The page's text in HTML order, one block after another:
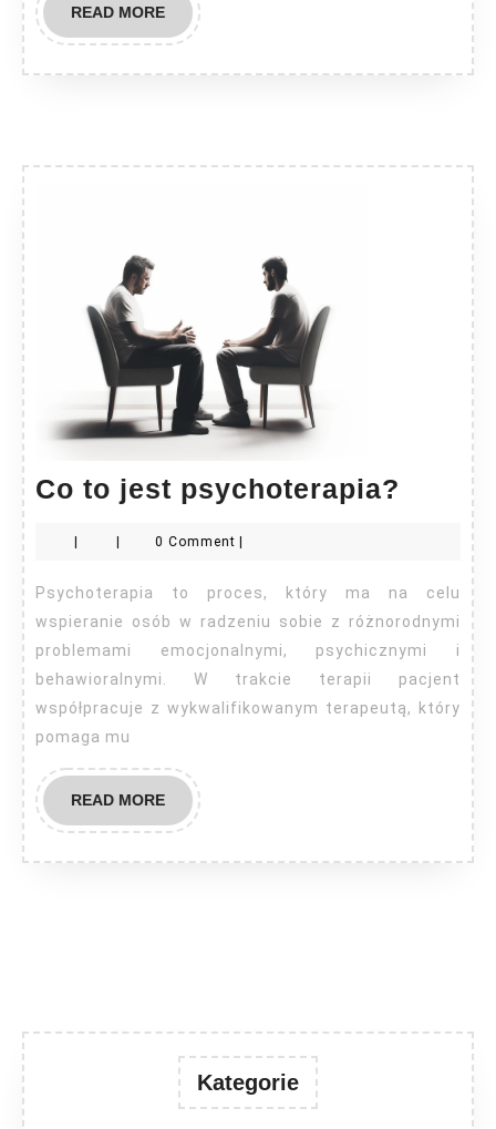
READ MOREREAD
MORE
Co to jest psychoterapia?
0 Comment
Psychoterapia to proces, który ma na celu
wspieranie osób w radzeniu sobie z różnorodnymi
problemami emocjonalnymi, psychicznymi i
behawioralnymi. W trakcie terapii pacjent
współpracuje z wykwalifikowanym terapeutą, który
pomaga mu
READ MOREREAD
MORE
Kategorie